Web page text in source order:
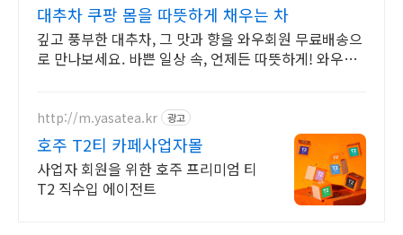
대추차 쿠팡 몸을 따뜻하게 채우는 차
깊고 풍부한 대추차, 그 맛과 향을 와우회원 무료배송으
로 만나보세요. 바쁜 일상 속, 언제든 따뜻하게! 와우회
http://m.yasatea.kr 광고
호주 T2티 카페사업자몰
사업자 회원을 위한 호주 프리미엄 티
T2 직수입 에이전트